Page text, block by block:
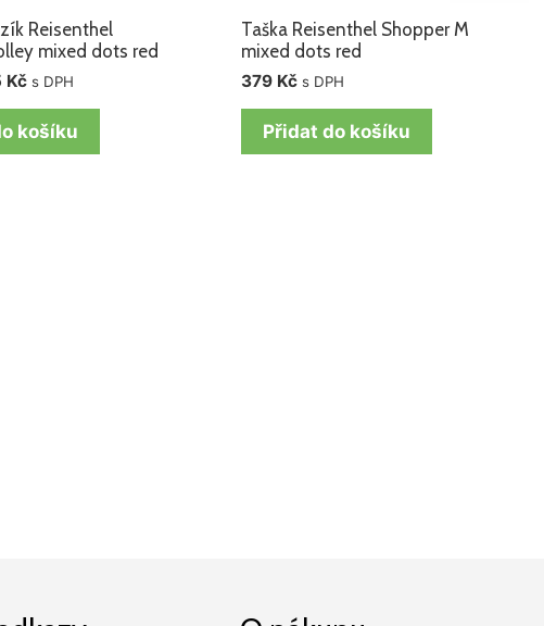
Reisenthel
mixed dots red
Kč s DPH
košíku
Taška Reisenthel Shopper M
mixed dots red
379 Kč s DPH
Přidat do košíku